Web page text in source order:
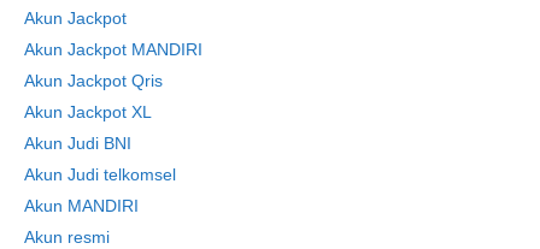
Akun Jackpot
Akun Jackpot MANDIRI
Akun Jackpot Qris
Akun Jackpot XL
Akun Judi BNI
Akun Judi telkomsel
Akun MANDIRI
Akun resmi